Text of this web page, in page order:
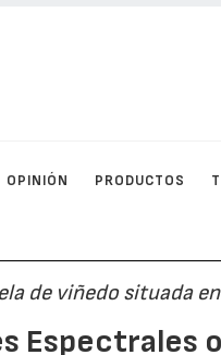
OPINIÓN PRODUCTOS
de viñedo situada
Espectrales